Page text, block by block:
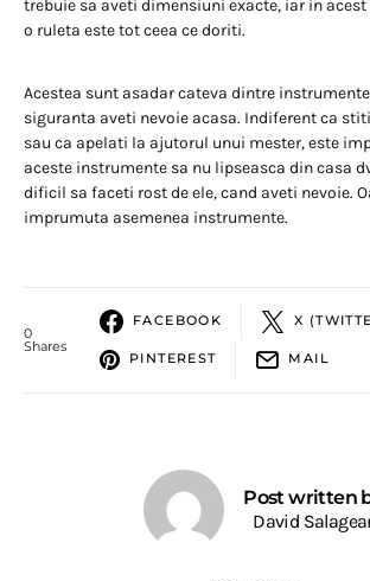
trebuie sa aveti dimensiuni exacte, iar in
o ruleta este tot ceea ce doriti.
Acestea sunt asadar cateva dintre
siguranta aveti nevoie acasa. Indiferent ca
sau ca apelati la ajutorul unui mester, este
aceste instrumente sa nu lipseasca din casa
dificil sa faceti rost de ele, cand aveti nevoie.
imprumuta asemenea instrumente.
0
Shares
FACEBOOK X
PINTEREST MAIL
Post written
David